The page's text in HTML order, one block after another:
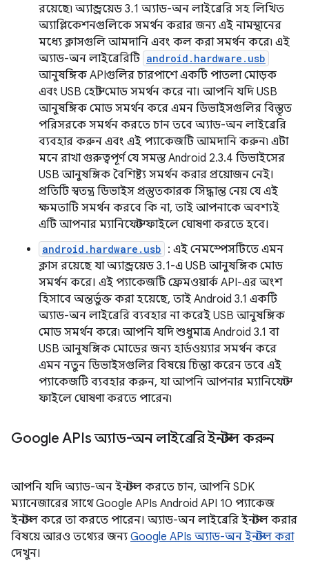
রয়েছে৷ অ্যান্ড্রয়েড 3.1 অ্যাড-অন লাইব্রেরি সহ লিখিত
অ্যাপ্লিকেশনগুলিকে সমর্থন করার জন্য এই নামস্থানের
মধ্যে ক্লাসগুলি আমদানি এবং কল করা সমর্থন করে৷ এই
অ্যাড-অন লাইব্রেরিটি android.hardware.usb
আনুষঙ্গিক APIগুলির চারপাশে একটি পাতলা মোড়ক
এবং USB হোস্ট মোড সমর্থন করে না। আপনি যদি USB
আনুষঙ্গিক মোড সমর্থন করে এমন ডিভাইসগুলির বিস্তৃত
পরিসরকে সমর্থন করতে চান তবে অ্যাড-অন লাইব্রেরি
ব্যবহার করুন এবং এই প্যাকেজটি আমদানি করুন৷ এটা
মনে রাখা গুরুত্বপূর্ণ যে সমস্ত Android 2.3.4 ডিভাইসের
USB আনুষঙ্গিক বৈশিষ্ট্য সমর্থন করার প্রয়োজন নেই।
প্রতিটি স্বতন্ত্র ডিভাইস প্রস্তুতকারক সিদ্ধান্ত নেয় যে এই
ক্ষমতাটি সমর্থন করবে কি না, তাই আপনাকে অবশ্যই
এটি আপনার ম্যানিফেস্ট ফাইলে ঘোষণা করতে হবে।
android.hardware.usb : এই নেমস্পেসটিতে এমন
ক্লাস রয়েছে যা অ্যান্ড্রয়েড 3.1-এ USB আনুষঙ্গিক মোড
সমর্থন করে। এই প্যাকেজটি ফ্রেমওয়ার্ক API-এর অংশ
হিসাবে অন্তর্ভুক্ত করা হয়েছে, তাই Android 3.1 একটি
অ্যাড-অন লাইব্রেরি ব্যবহার না করেই USB আনুষঙ্গিক
মোড সমর্থন করে৷ আপনি যদি শুধুমাত্র Android 3.1 বা
USB আনুষঙ্গিক মোডের জন্য হার্ডওয়্যার সমর্থন করে
এমন নতুন ডিভাইসগুলির বিষয়ে চিন্তা করেন তবে এই
প্যাকেজটি ব্যবহার করুন, যা আপনি আপনার ম্যানিফেস্ট
ফাইলে ঘোষণা করতে পারেন৷
Google APIs অ্যাড-অন লাইব্রেরি ইনস্টল করুন
আপনি যদি অ্যাড-অন ইনস্টল করতে চান, আপনি SDK
ম্যানেজারের সাথে Google APIs Android API 10 প্যাকেজ
ইনস্টল করে তা করতে পারেন। অ্যাড-অন লাইব্রেরি ইনস্টল করার
বিষয়ে আরও তথ্যের জন্য Google APIs অ্যাড-অন ইনস্টল করা
দেখুন।